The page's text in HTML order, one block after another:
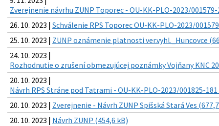
Zverejnenie návrhu ZUNP Toporec - OU-KK-PLO-2023/
26. 10. 2023 | Schválenie RPS Toporec OU-KK-PLO-2023/
25. 10. 2023 | ZUNP oznámenie platnosti ver.vyhl._Huncovce
24. 10. 2023 |
Rozhodnutie o zrušení obmezujúcej poznámky Vojňany KNC
20. 10. 2023 |
Návrh RPS Stráne pod Tatrami - OU-KK-PLO-2023/001825-181
20. 10. 2023 | Zverejnenie - Návrh ZUNP Spišská Stará Ves
20. 10. 2023 | Návrh ZUNP (454,6 kB)